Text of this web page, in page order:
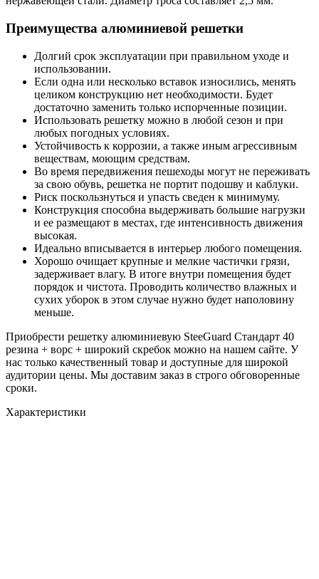
Преимущества алюминиевой решетки
Долгий срок эксплуатации при правильном уходе и
использовании.
Если одна или несколько вставок износились, менять
целиком конструкцию нет необходимости. Будет
достаточно заменить только испорченные позиции.
Использовать решетку можно в любой сезон и при
любых погодных условиях.
Устойчивость к коррозии, а также иным агрессивным
веществам, моющим средствам.
Во время передвижения пешеходы могут не переживать
за свою обувь, решетка не портит подошву и каблуки.
Риск поскользнуться и упасть сведен к минимуму.
Конструкция способна выдерживать большие нагрузки
и ее размещают в местах, где интенсивность движения
высокая.
Идеально вписывается в интерьер любого помещения.
Хорошо очищает крупные и мелкие частички грязи,
задерживает влагу. В итоге внутри помещения будет
порядок и чистота. Проводить количество влажных и
сухих уборок в этом случае нужно будет наполовину
меньше.
Приобрести решетку алюминиевую SteeGuard Стандарт 40
резина + ворс + широкий скребок можно на нашем сайте. У
нас только качественный товар и доступные для широкой
аудитории цены. Мы доставим заказ в строго обговоренные
сроки.
Характеристики